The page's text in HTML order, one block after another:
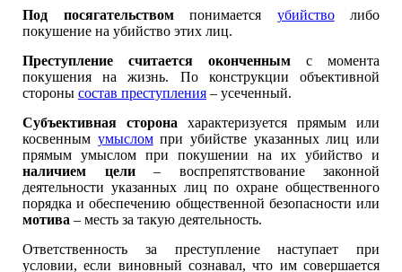
Под посягательствомпонимается убийстволибо
покушение на убийство этих лиц.
Преступление считается оконченным с момента
покушения на жизнь. По конструкции объективной
стороны состав преступления – усеченный.
Субъективная сторона характеризуется прямым или
косвенным умысломпри убийстве указанных лиц или
прямым умыслом при покушении на их убийство и
наличием цели– воспрепятствование законной
деятельности указанных лиц по охране общественного
порядка и обеспечению общественной безопасности или
мотива – месть за такую деятельность.
Ответственность за преступление наступает при
условии, если виновный сознавал, что им совершается